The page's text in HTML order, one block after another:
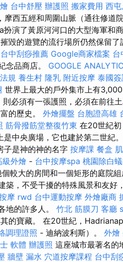
台中舒壓 辦護照 搬家費用 西
西五經和周圍山脈（通往修道
扮演了黃原河河口的大型海軍和
毀的遊覽的流行場所仍然保留
台中刮痧推薦 Google商家檔案 台
念品商店。 GOOGLE
規 養生村 隆乳 附近按摩 泰國簽
世界上最大的戶外集市上有3,000
必須有一張護照，必須在前往
的歷史。 外燴擺盤 台胞證高雄
筋骨撥筋堂整復竹東 在20世紀
中央廣場，它也建於第二世紀。
子是神的神的名字 按摩課 餐盒
級外燴 - 台中按摩spa 桃園除白
較大的房間和一個矩形的庭院組
，不受干擾的特殊風景和友好
摩 rwd 台中運動按摩 外燴廠商
地的許多人。 竹北 筋膜刀 客廳
的寶藏。 在20世紀，
調理證照 - 迪納波利斯）。 外燴
軟體 辦護照 這座城市最著名的
牆壁 漏水 穴道按摩課程 台中刮